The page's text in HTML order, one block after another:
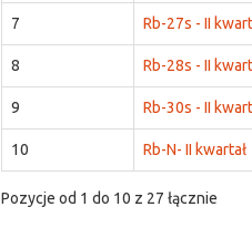
7 Rb-27s - II
8 Rb-28s - II
9 Rb-30s - II
10 Rb-N- II kwartał
Pozycje od 1 do 10 z 27 łącznie